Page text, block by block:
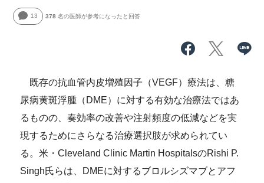
13 378 名の医師が参考になったと回答
既存の抗血管内皮増殖因子（VEGF）療法は、糖
尿病黄斑浮腫（DME）に対する有効な治療法ではあ
るものの、奏効率の改善や注射頻度の低減などを実
現するためにさらなる治療選択肢が求められてい
る。米・Cleveland Clinic Martin HospitalsのRishi P.
Singh氏らは、DMEに対するブロルシズマブとアフ